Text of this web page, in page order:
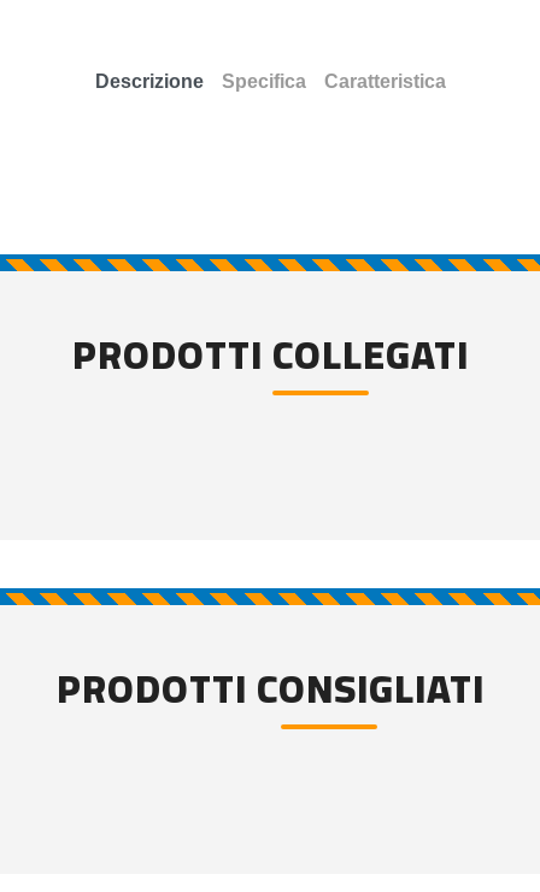
Descrizione Specifica Caratteristica
PRODOTTI COLLEGATI
PRODOTTI CONSIGLIATI